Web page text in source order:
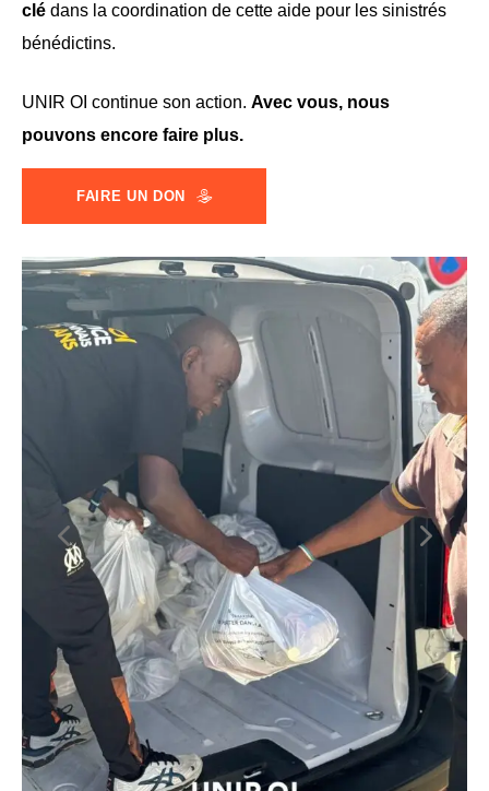
clé dans la coordination de cette aide pour les sinistrés
bénédictins.
UNIR OI continue son action. Avec vous, nous
pouvons encore faire plus.
FAIRE UN DON